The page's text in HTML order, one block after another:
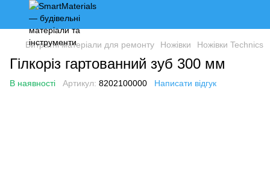
Витратні матеріали для ремонту Ножівки Ножівки Technics
Гілкоріз гартованний зуб 300 мм
В наявності Артикул: 8202100000 Написати відгук